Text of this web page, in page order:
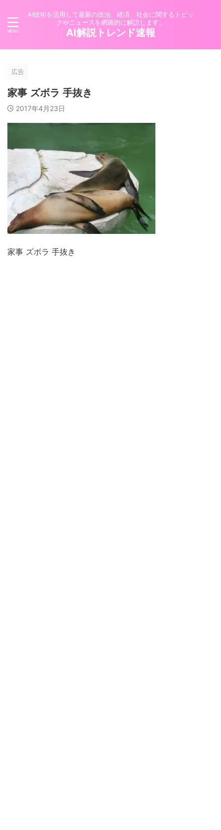
AI技術を活用して最新の政治、経済、社会に関するトピッ
クやニュースを網羅的に解説します。
AI解説トレンド速報
広告
家事 ズボラ 手抜き
2017年4月23日
家事 ズボラ 手抜き